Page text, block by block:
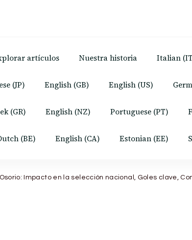
artículos Nuestra historia Italian
(JP) English (GB) English (US)
(GR) English (NZ) Portuguese (PT)
(BE) English (CA) Estonian (EE)
Impacto en la selección nacional, Goles clave,